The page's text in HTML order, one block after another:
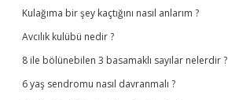
Kulağıma bir şey kaçtığını nasıl anlarım ?
Avcılık kulübü nedir ?
8 ile bölünebilen 3 basamaklı sayılar nelerdir ?
6 yaş sendromu nasıl davranmalı ?